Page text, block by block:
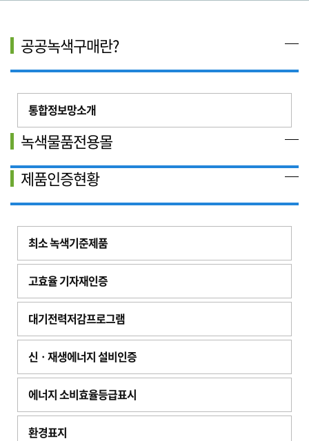
공공녹색구매란?
통합정보망소개
녹색물품전용몰
제품인증현황
최소 녹색기준제품
고효율 기자재인증
대기전력저감프로그램
신ㆍ재생에너지 설비인증
에너지 소비효율등급표시
환경표지